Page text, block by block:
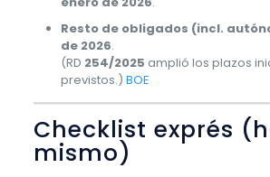
Resto de obligados (incl.
de 2026.
(RD 254/2025 amplió los plazos
previstos.) BOE
Checklist exprés
mismo)